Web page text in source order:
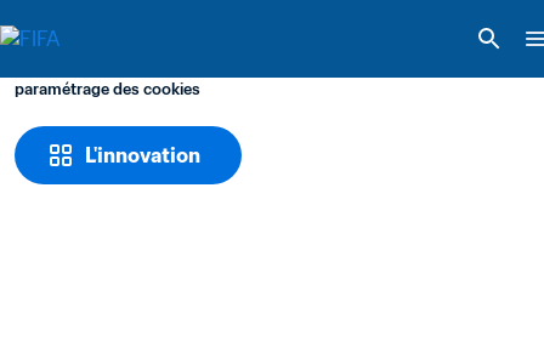
L'innovation
paramétrage des cookies